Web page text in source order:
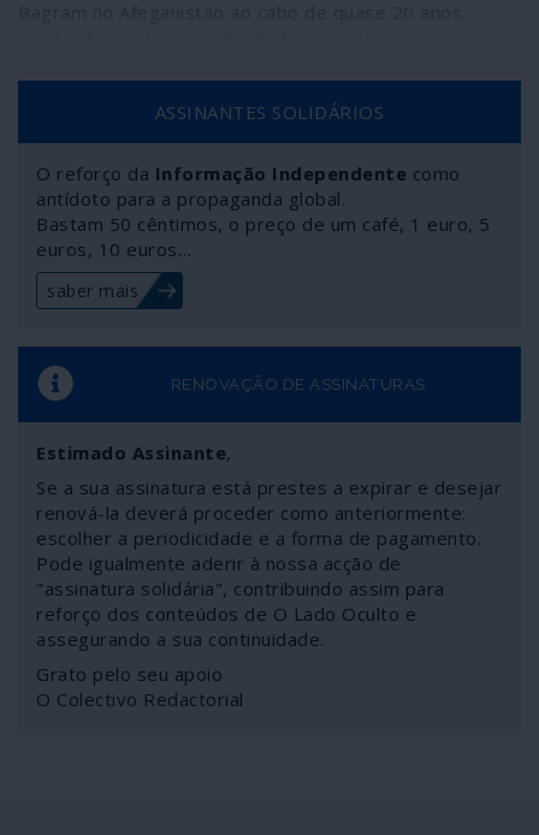
horas depois, segundo fontes afegãs”.
ASSINANTES SOLIDÁRIOS
O reforço da Informação Independente como
antídoto para a propaganda global.
Bastam 50 cêntimos, o preço de um café, 1 euro, 5
euros, 10 euros…
saber mais
RENOVAÇÃO DE ASSINATURAS
Estimado Assinante,
Se a sua assinatura está prestes a expirar e desejar
renová-la deverá proceder como anteriormente:
escolher a periodicidade e a forma de pagamento.
Pode igualmente aderir à nossa acção de
"assinatura solidária", contribuindo assim para
reforço dos conteúdos de O Lado Oculto e
assegurando a sua continuidade.
Grato pelo seu apoio
O Colectivo Redactorial